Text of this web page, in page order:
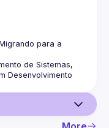
para a
de Sistemas,
Desenvolvimento
em Ciência de